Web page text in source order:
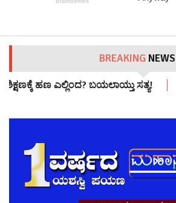
BREAKING NEWS
ಹಣ ಎಲ್ಲಿಂದ? ಬಯಲಾಯ್ತು ಸತ್ಯ!